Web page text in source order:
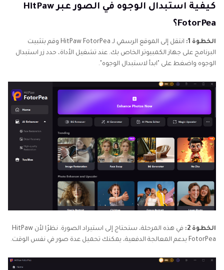
كيفية استبدال الوجوه في الصور عبر HitPaw
FotorPea؟
الخطوة 1:
انتقل إلى الموقع الرسمي لـ HitPaw FotorPea وقم بتثبيت
البرنامج على جهاز الكمبيوتر الخاص بك. عند تشغيل الأداة، حدد زر استبدال
الوجوه واضغط على "ابدأ لاستبدال الوجوه".
الخطوة 2:
في هذه المرحلة، ستحتاج إلى استيراد الصورة. نظرًا لأن HitPaw
FotorPea يدعم المعالجة الدفعية، يمكنك تحميل عدة صور في نفس الوقت.